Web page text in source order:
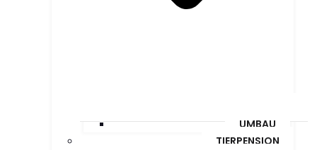
UMBAU
TIERPENSION